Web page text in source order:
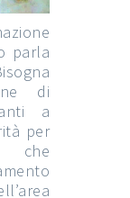
parla
di
a
per
che